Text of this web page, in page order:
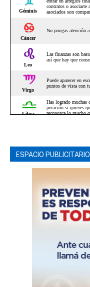
ESPACIO PUBLICITARIO